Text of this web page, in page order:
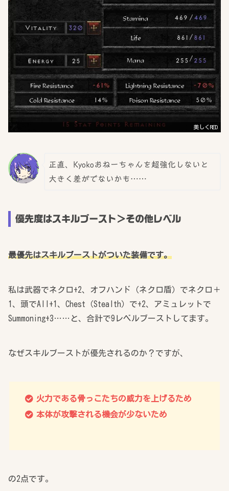
美しくRED
正直、Kyokoおねーちゃんを超強化しないと
大きく差がでないかも……
優先度はスキルブースト＞その他レベル
最優先はスキルブーストがついた装備です。
私は武器でネクロ+2、オフハンド（ネクロ盾）でネクロ＋
1、頭でAll+1、Chest（Stealth）で+2、アミュレットで
Summoning+3……と、合計で9レベルブーストしてます。
なぜスキルブーストが優先されるのか？ですが、
火力である骨っこたちの威力を上げるため
本体が攻撃される機会が少ないため
の2点です。